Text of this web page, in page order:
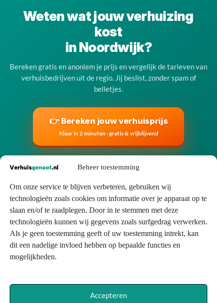
Beheer toestemming
Om onze service te blijven verbeteren, gebruiken wij
technologieën zoals cookies om informatie over je apparaat op te
slaan en/of te raadplegen. Door in te stemmen met deze
technologieën kunnen wij gegevens zoals surfgedrag verwerken.
Als je geen toestemming geeft of uw toestemming intrekt, kan
dit een nadelige invloed hebben op bepaalde functies en
mogelijkheden.
Accepteren
Weten wat jouw verhuizing
kost
in Noordwijk?
Bereken gratis en anoniem je prijs en vergelijk de tarieven van
verhuisbedrijven uit de regio. Jij beslist, zonder spam of
belletjes.
👉 Bereken jouw verhuisprijs
Klaar in 2 minuten · gratis & vrijblijvend
★ 4,9 gem. Google-score 🔒 Anoniem tot jij kiest
Contactgegevens
Inloggen verhuisbedrijf